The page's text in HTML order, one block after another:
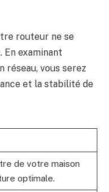
routeur ne se
En examinant
réseau, vous serez
et la stabilité de
de votre maison
optimale.